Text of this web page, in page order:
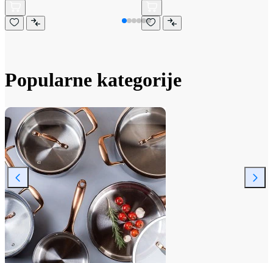
Popularne kategorije